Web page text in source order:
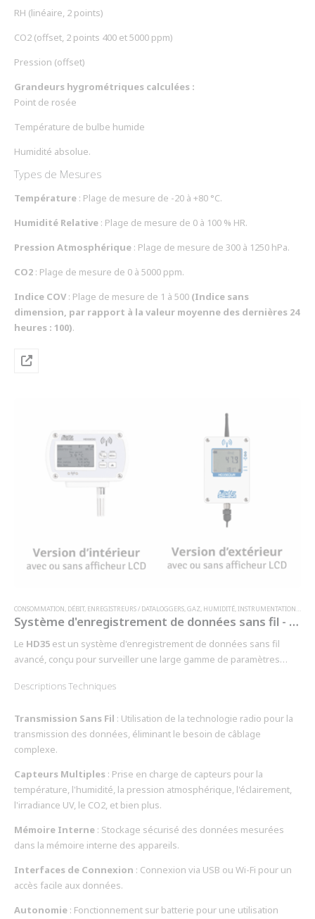
RH (linéaire, 2 points)
CO2 (offset, 2 points 400 et 5000 ppm)
Pression (offset)
Grandeurs hygrométriques calculées :
Point de rosée
Température de bulbe humide
Humidité absolue.
Types de Mesures
Température : Plage de mesure de -20 à +80 °C.
Humidité Relative : Plage de mesure de 0 à 100 % HR.
Pression Atmosphérique : Plage de mesure de 300 à 1250 hPa.
CO2 : Plage de mesure de 0 à 5000 ppm.
Indice COV : Plage de mesure de 1 à 500 (Indice sans
dimension, par rapport à la valeur moyenne des dernières 24
heures : 100).
CONSOMMATION, DÉBIT, ENREGISTREURS / DATALOGGERS,GAZ, HUMIDITÉ,INSTRUMENTATION,
Système d'enregistrement de données sans fil - HD35
Le HD35 est un système d'enregistrement de données sans fil
avancé, conçu pour surveiller une large gamme de paramètres
permet une collecte de données fiable et continue dans divers
laboratoires pharmaceutiques, et bien plus encore.
Descriptions Techniques
Transmission Sans Fil : Utilisation de la technologie radio pour la
transmission des données, éliminant le besoin de câblage
complexe.
Capteurs Multiples : Prise en charge de capteurs pour la
température, l'humidité, la pression atmosphérique, l'éclairement,
l'irradiance UV, le CO2, et bien plus.
Mémoire Interne : Stockage sécurisé des données mesurées
dans la mémoire interne des appareils.
Interfaces de Connexion : Connexion via USB ou Wi-Fi pour un
accès facile aux données.
Autonomie : Fonctionnement sur batterie pour une utilisation